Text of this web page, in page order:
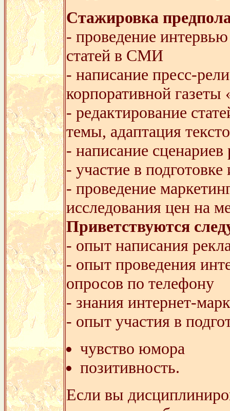
Стажировка
- проведение
статей в СМИ
- написание пресс-
корпоративной
- редактирование
темы, адаптация
- написание
- участие в
- проведение
исследования цен на
Приветствуются
- опыт написания
- опыт проведения
опросов по телефону
- знания интернет-
- опыт участия в
чувство юмора
позитивность.
Если вы